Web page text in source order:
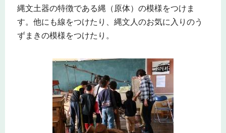
縄文土器の特徴である縄（原体）の模様をつけま
す。他にも線をつけたり、縄文人のお気に入りのう
ずまきの模様をつけたり。